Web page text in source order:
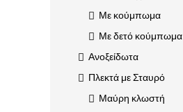
Με κούμπωμα
Με δετό κούμπωμα
Ανοξείδωτα
Πλεκτά με Σταυρό
Μαύρη κλωστή